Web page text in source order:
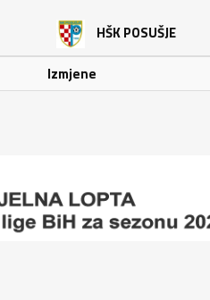
HŠK POSUŠJE
Izmjene